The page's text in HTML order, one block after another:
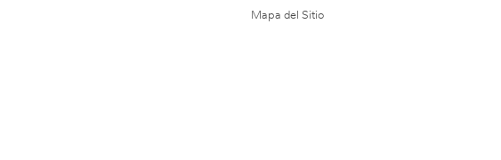
Mapa del Sitio